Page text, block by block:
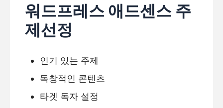
워드프레스 애드센스 주
제선정
인기 있는 주제
독창적인 콘텐츠
타겟 독자 설정